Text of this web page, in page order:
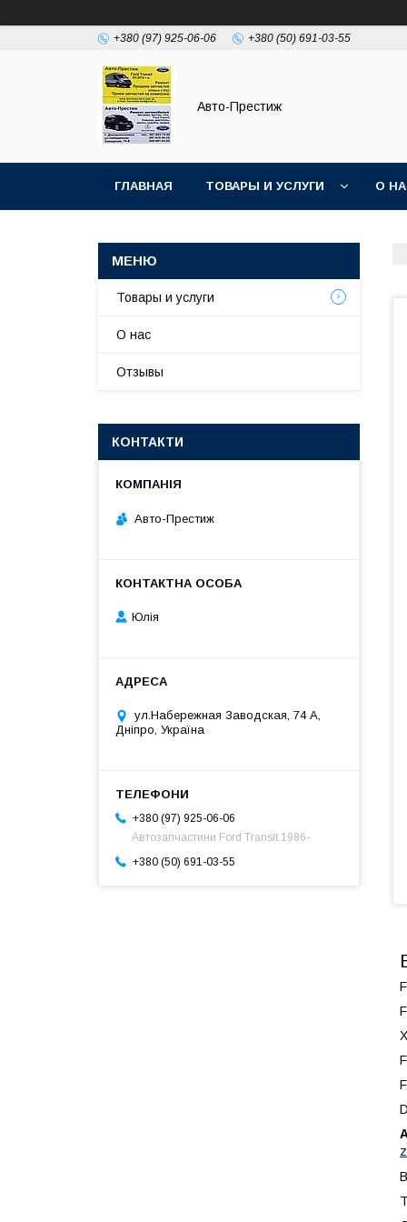
+380 (97) 925-06-06 +380 (50) 691-03-55
Авто-Престиж
ГЛАВНАЯ ТОВАРЫ И УСЛУГИ О
Товары и услуги
О нас
Отзывы
КОНТАКТИ
Авто-Престиж
Юлія
ул.Набережная Заводская, 74 А,
Дніпро, Україна
+380 (97) 925-06-06
Автозапчастини Ford Transit 1986-
+380 (50) 691-03-55